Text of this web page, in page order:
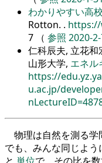
わかりやすい高
Rotton. .
7 （ 参照 2020-
仁科辰夫, 立花和
山形大学, エネル
https://
u.ac.jp/
物理は自然を測る学
でも、みんな同じよ